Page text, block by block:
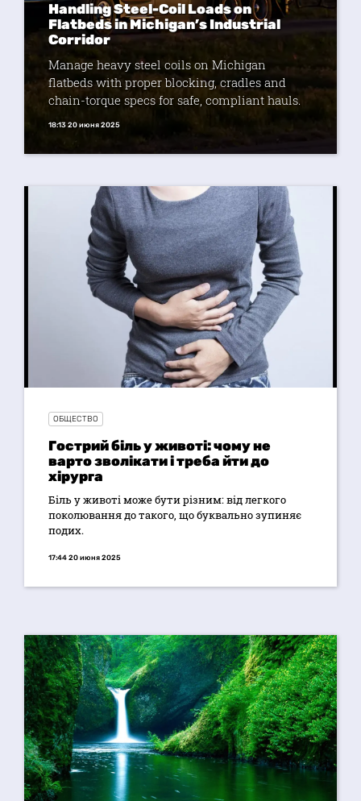
Handling Steel-Coil Loads on
Flatbeds in Michigan’s Industrial
Corridor
Manage heavy steel coils on Michigan
flatbeds with proper blocking, cradles and
chain-torque specs for safe, compliant hauls.
18:13 20 июня 2025
ОБЩЕСТВО
Гострий біль у животі: чому не
варто зволікати і треба йти до
хірурга
Біль у животі може бути різним: від легкого
поколювання до такого, що буквально зупиняє
подих.
17:44 20 июня 2025